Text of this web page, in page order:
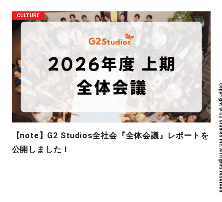
Copyright © G2
CULTURE
【note】G2 Studios全社会『全体会議』レポートを
公開しました！